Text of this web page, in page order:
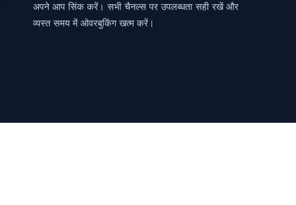
अपने आप सिंक करें। सभी चैनल्स पर उपलब्धता सही रखें और
व्यस्त समय में ओवरबुकिंग खत्म करें।